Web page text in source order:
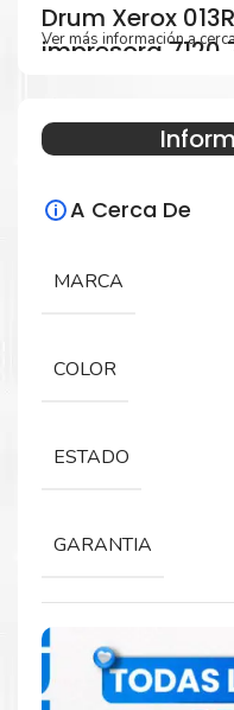
Drum Xerox
impresora 7120
Especificaciones
Para
7220 7225
Comprar Drum
impresora 7120
Ver más información a
A Cerca De
MARCA
COLOR
ESTADO
GARANTIA